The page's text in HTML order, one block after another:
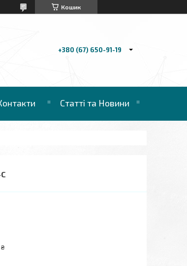
Кошик
+380 (67) 650-91-19
Статті та Новини